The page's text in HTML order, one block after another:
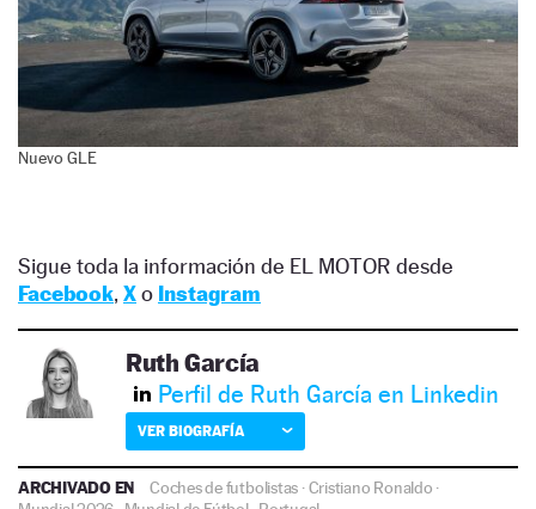
Nuevo GLE
Sigue toda la información de EL MOTOR desde
Facebook, Xo Instagram
Ruth García
Perfil de Ruth García en Linkedin
VER BIOGRAFÍA
ARCHIVADO EN Coches de futbolistas ·Cristiano Ronaldo ·